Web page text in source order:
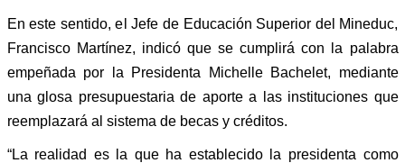
En este sentido, el Jefe de Educación Superior del Mineduc,
Francisco Martínez, indicó que se cumplirá con la palabra
empeñada por la Presidenta Michelle Bachelet, mediante
una glosa presupuestaria de aporte a las instituciones que
reemplazará al sistema de becas y créditos.
“La realidad es la que ha establecido la presidenta como